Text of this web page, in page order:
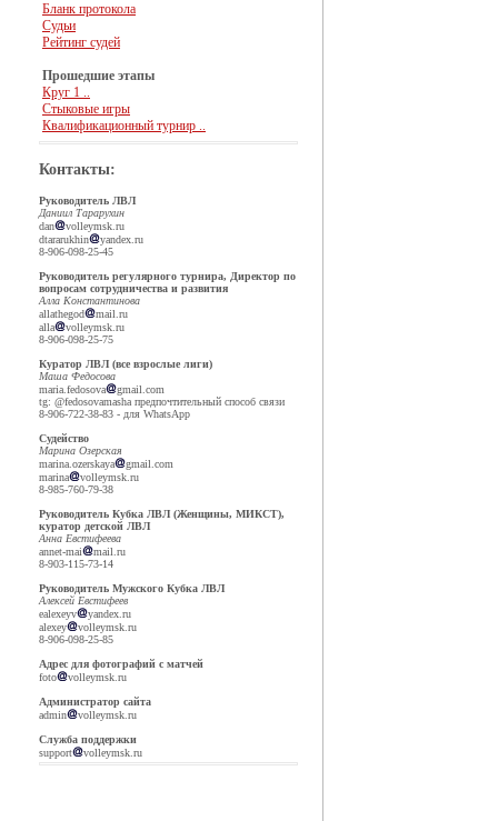
Бланк протокола
Судьи
Рейтинг судей
Прошедшие этапы
Круг 1 ..
Стыковые игры
Квалификационный турнир ..
Контакты:
Руководитель ЛВЛ
Даниил Тарарухин
dan
volleymsk.ru
dtararukhin
yandex.ru
8-906-098-25-45
Руководитель регулярного турнира, Директор по
вопросам сотрудничества и развития
Алла Константинова
allathegod
mail.ru
alla
volleymsk.ru
8-906-098-25-75
Куратор ЛВЛ (все взрослые лиги)
Маша Федосова
maria.fedosova
gmail.com
tg: @fedosovamasha предпочтительный способ связи
8-906-722-38-83 - для WhatsApp
Судейство
Марина Озерская
marina.ozerskaya
gmail.com
marina
volleymsk.ru
8-985-760-79-38
Руководитель Кубка ЛВЛ (Женщины, МИКСТ),
куратор детской ЛВЛ
Анна Евстифеева
annet-mai
mail.ru
8-903-115-73-14
Руководитель Мужского Кубка ЛВЛ
Алексей Евстифеев
ealexeyv
yandex.ru
alexey
volleymsk.ru
8-906-098-25-85
Адрес для фотографий с матчей
foto
volleymsk.ru
Администратор сайта
admin
volleymsk.ru
Служба поддержки
support
volleymsk.ru